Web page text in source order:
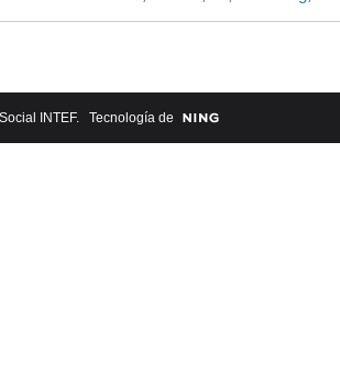
INTEF. Tecnología de